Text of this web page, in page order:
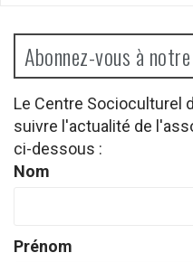
Abonnez-vous à
Le Centre Socioculturel
suivre l'actualité de
ci-dessous :
Nom
Prénom